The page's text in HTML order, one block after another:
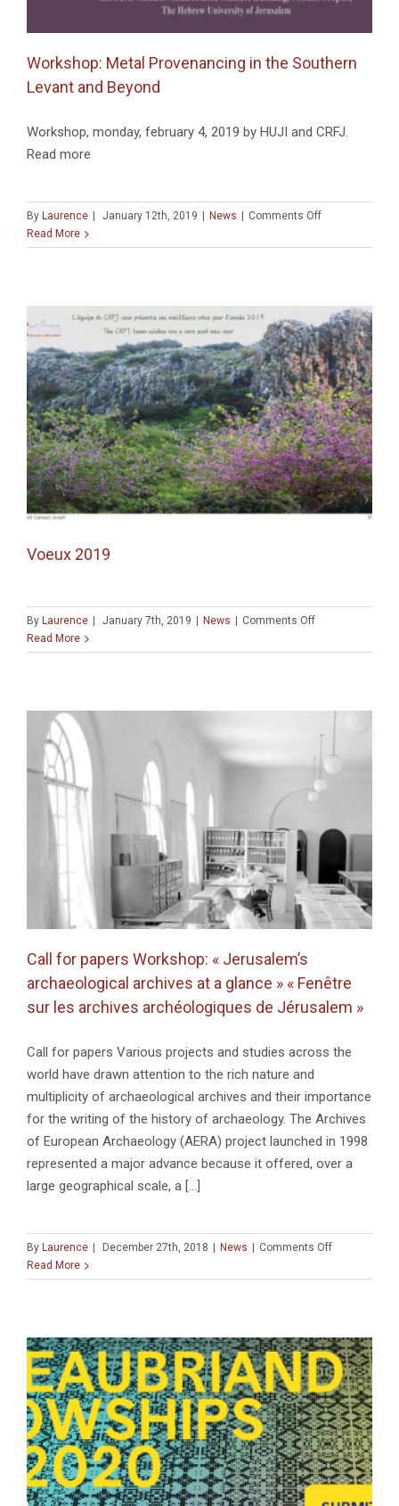
Workshop: Metal Provenancing in the Southern
Levant and Beyond
Workshop, monday, february 4, 2019 by HUJI and CRFJ.
Read more
By Laurence January 12th, 2019 News Comments Offon
Metal
the
Southern
Levant
and
Beyond
Read More
Voeux 2019
By Laurence | January 7th, 2019 | News | Comments Offon
2019
Read More
Call for papers Workshop: « Jerusalem’s
archaeological archives at a glance » « Fenêtre
sur les archives archéologiques de Jérusalem »
Call for papers Various projects and studies across the
world have drawn attention to the rich nature and
multiplicity of archaeological archives and their importance
for the writing of the history of archaeology. The Archives
of European Archaeology (AERA) project launched in 1998
represented a major advance because it offered, over a
large geographical scale, a [...]
By Laurence | December 27th, 2018 | News | Comments Offon
for
« Jerusalem’s
archives
at
a
glance »
« Fenêtre
sur
les
Read More